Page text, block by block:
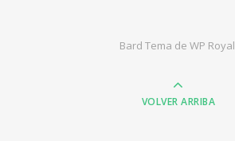
Bard Tema de WP Royal
VOLVER ARRIBA